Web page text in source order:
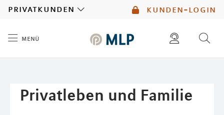
kunden-login
privatkunden
menü
Privatleben und Familie